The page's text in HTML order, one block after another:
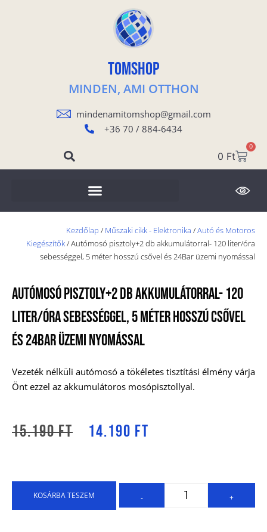
TOMSHOP
MINDEN, AMI OTTHON
mindenamitomshop@gmail.com
+36 70 / 884-6434
0 Ft
0
Kezdőlap / Műszaki cikk - Elektronika /Autó és Motoros
Kiegészítők/ Autómosó pisztoly+2 db akkumulátorral- 120 liter/óra
sebességgel, 5 méter hosszú csővel és 24Bar üzemi nyomással
Autómosó Pisztoly+2 Db Akkumulátorral- 120
Liter/óra Sebességgel, 5 Méter Hosszú Csővel
És 24Bar Üzemi Nyomással
Vezeték nélküli autómosó a tökéletes tisztítási élmény várja
Önt ezzel az akkumulátoros mosópisztollyal.
15.190Ft 14.190 Ft
- +
KOSÁRBA TESZEM